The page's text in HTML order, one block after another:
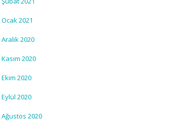
Ocak 2021
Aralık 2020
Kasım 2020
Ekim 2020
Eylül 2020
Ağustos 2020